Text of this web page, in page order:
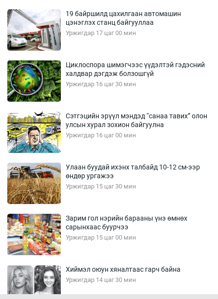
19 байршилд цахилгаан автомашин
цэнэглэх станц байгууллаа
Уржигдар 17 цаг 00 мин
Циклоспора шимэгчээс үүдэлтэй гэдэсний
халдвар дэгдэж болзошгүй
Уржигдар 16 цаг 30 мин
Сэтгэцийн эрүүл мэндэд “санаа тавих” олон
улсын хурал зохион байгуулна
Уржигдар 16 цаг 00 мин
Улаан буудай ихэнх талбайд 10-12 см-ээр
өндөр ургажээ
Уржигдар 15 цаг 30 мин
Зарим гол нэрийн барааны үнэ өмнөх
сарынхаас буурчээ
Уржигдар 15 цаг 00 мин
Хиймэл оюун хяналтаас гарч байна
Уржигдар 14 цаг 30 мин